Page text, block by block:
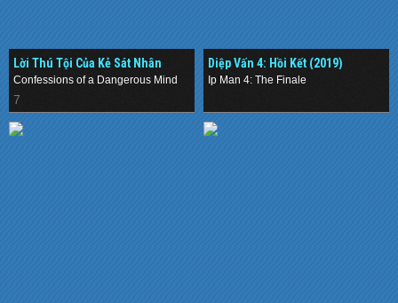
Lời Thú Tội Của Kẻ Sát Nhân
(2002)
Confessions of a Dangerous Mind
7
Diệp Vấn 4: Hồi Kết (2019)
Ip Man 4: The Finale